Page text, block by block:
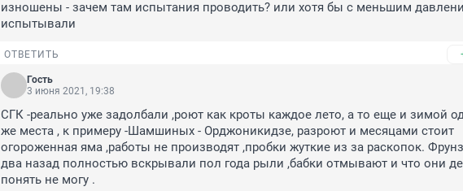
изношены - зачем там испытания проводить? или хотя бы с меньшим
испытывали
ОТВЕТИТЬ
Гость
3 июня 2021, 19:38
СГК -реально уже задолбали ,роют как кроты каждое лето, а то еще и зимой
же места , к примеру -Шамшиных - Орджоникидзе, разроют и месяцами стоит
огороженная яма ,работы не производят ,пробки жуткие из за раскопок.
два назад полностью вскрывали пол года рыли ,бабки отмывают и что они
понять не могу .